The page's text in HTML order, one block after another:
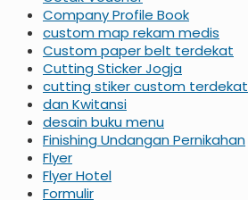
Company Profile Book
custom map rekam medis
Custom paper belt terdekat
Cutting Sticker Jogja
cutting stiker custom terdekat
dan Kwitansi
desain buku menu
Finishing Undangan Pernikahan
Flyer
Flyer Hotel
Formulir